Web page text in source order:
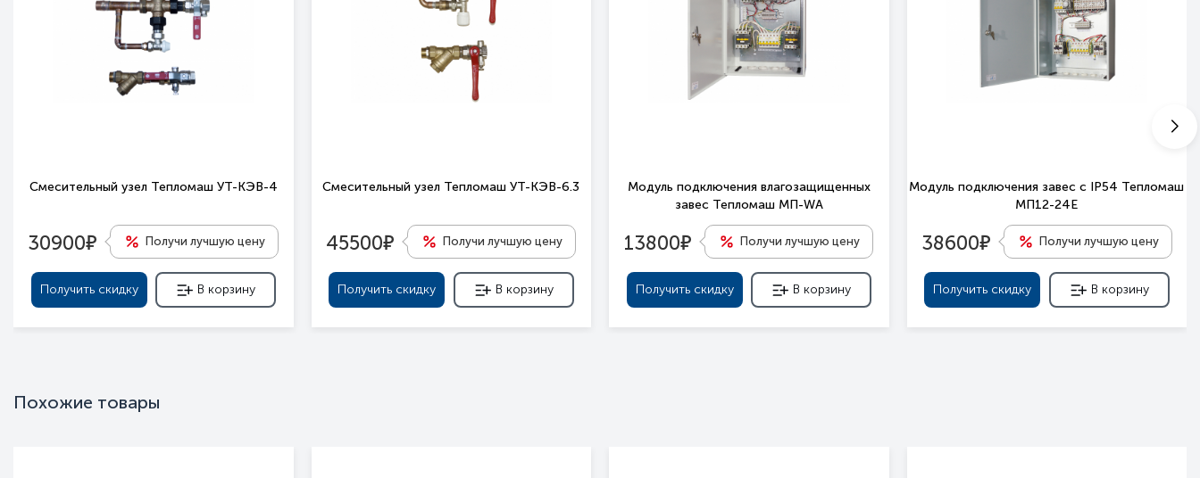
Смесительный узел Тепломаш УТ-КЭВ-4
30900е Получи лучшую цену
Получить скидку В корзину
Смесительный узел Тепломаш УТ-КЭВ-6.3
45500е Получи лучшую цену
Получить скидку В корзину
Модуль подключения влагозащищенных
завес Тепломаш МП-WA
13800е Получи лучшую цену
Получить скидку В корзину
Модуль подключения завес c IP54 Тепломаш
МП12-24Е
38600е Получи лучшую цену
Получить скидку В корзину
Похожие товары